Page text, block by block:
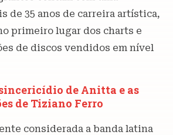
de 35 anos de carreira artística,
primeiro lugar dos charts e
de discos vendidos em nível
de Anitta e as
de Tiziano Ferro
considerada a banda latina